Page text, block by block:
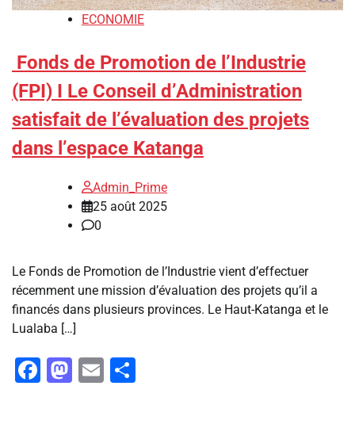
ECONOMIE
Fonds de Promotion de l’Industrie
(FPI) I Le Conseil d’Administration
satisfait de l’évaluation des projets
dans l’espace Katanga
Admin_Prime
25 août 2025
0
Le Fonds de Promotion de l’Industrie vient d’effectuer
récemment une mission d’évaluation des projets qu’il a
financés dans plusieurs provinces. Le Haut-Katanga et le
Lualaba […]
Facebook
Mastodon
Email